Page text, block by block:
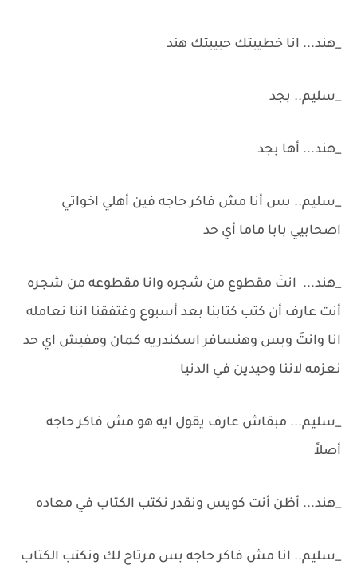
_هند... انا خطيبتك حبيبتك هند
_سليم.. بجد
_هند... أها بجد
_سليم.. بس أنا مش فاكر حاجه فين أهلي اخواتي
اصحابيي بابا ماما أي حد
_هند... انتَ مقطوع من شجره وانا مقطوعه من شجره
أنت عارف أن كتب كتابنا بعد أسبوع وغتفقنا اننا نعامله
انا وانتَ وبس وهنسافر اسكندريه كمان ومفيش اي حد
نعزمه لاننا وحيدين في الدنيا
_سليم... مبقاش عارف يقول ايه هو مش فاكر حاجه
أصلاً
_هند... أظن أنت كويس ونقدر نكتب الكتاب في معاده
_سليم.. انا مش فاكر حاجه بس مرتاح لك ونكتب الكتاب